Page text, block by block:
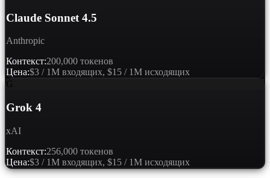
Claude Sonnet 4.5
Anthropic
Контекст:200,000 токенов
Цена:$3 / 1M входящих, $15 / 1M исходящих
G
Grok 4
xAI
Контекст:256,000 токенов
Цена:$3 / 1M входящих, $15 / 1M исходящих